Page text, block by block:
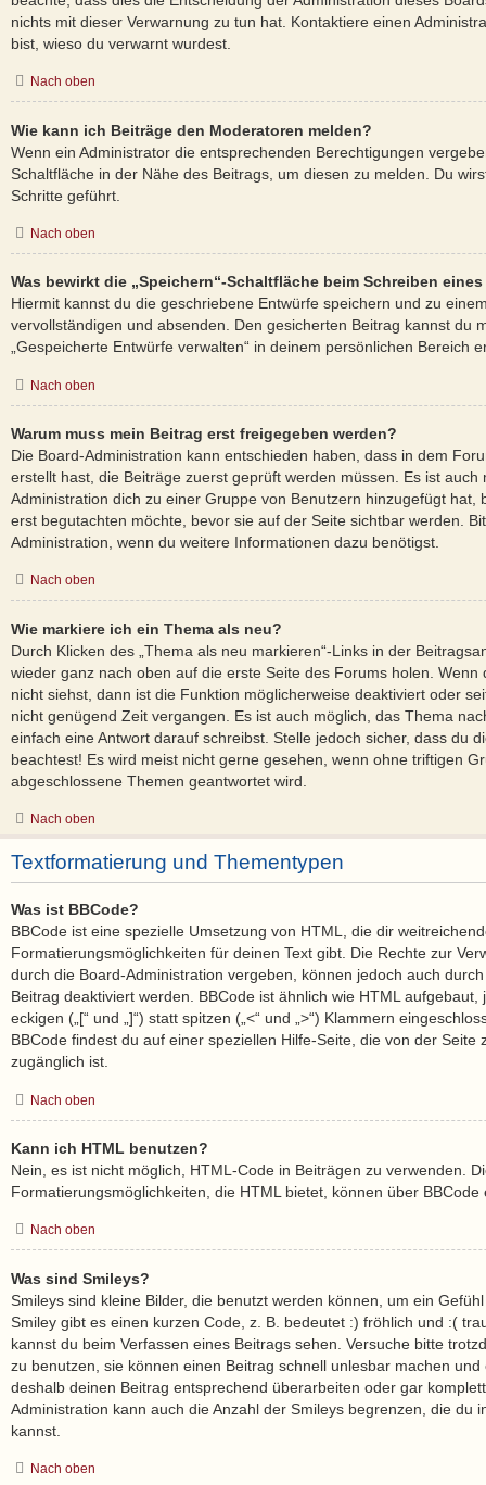
nichts mit dieser Verwarnung zu tun hat. Kontaktiere einen
bist, wieso du verwarnt wurdest.
Nach oben
Wie kann ich Beiträge den Moderatoren melden?
Wenn ein Administrator die entsprechenden Berechtigungen
Schaltfläche in der Nähe des Beitrags, um diesen zu melden. Du
Schritte geführt.
Nach oben
Was bewirkt die „Speichern“-Schaltfläche beim Schreiben
Hiermit kannst du die geschriebene Entwürfe speichern und zu
vervollständigen und absenden. Den gesicherten Beitrag kannst du
„Gespeicherte Entwürfe verwalten“ in deinem persönlichen Bereich
Nach oben
Warum muss mein Beitrag erst freigegeben werden?
Die Board-Administration kann entschieden haben, dass in dem
erstellt hast, die Beiträge zuerst geprüft werden müssen. Es ist auch
Administration dich zu einer Gruppe von Benutzern hinzugefügt hat,
erst begutachten möchte, bevor sie auf der Seite sichtbar werden.
Administration, wenn du weitere Informationen dazu benötigst.
Nach oben
Wie markiere ich ein Thema als neu?
Durch Klicken des „Thema als neu markieren“-Links in der
wieder ganz nach oben auf die erste Seite des Forums holen.
nicht siehst, dann ist die Funktion möglicherweise deaktiviert oder
nicht genügend Zeit vergangen. Es ist auch möglich, das Thema
einfach eine Antwort darauf schreibst. Stelle jedoch sicher, dass du
beachtest! Es wird meist nicht gerne gesehen, wenn ohne triftigen
abgeschlossene Themen geantwortet wird.
Nach oben
Textformatierung und Thementypen
Was ist BBCode?
BBCode ist eine spezielle Umsetzung von HTML, die dir
Formatierungsmöglichkeiten für deinen Text gibt. Die Rechte zur
durch die Board-Administration vergeben, können jedoch auch
Beitrag deaktiviert werden. BBCode ist ähnlich wie HTML aufgebaut,
eckigen („[“ und „]“) statt spitzen („<“ und „>“) Klammern
BBCode findest du auf einer speziellen Hilfe-Seite, die von der Seite
zugänglich ist.
Nach oben
Kann ich HTML benutzen?
Nein, es ist nicht möglich, HTML-Code in Beiträgen zu verwenden.
Formatierungsmöglichkeiten, die HTML bietet, können über BBCode
Nach oben
Was sind Smileys?
Smileys sind kleine Bilder, die benutzt werden können, um ein
Smiley gibt es einen kurzen Code, z. B. bedeutet :) fröhlich und :(
kannst du beim Verfassen eines Beitrags sehen. Versuche bitte
zu benutzen, sie können einen Beitrag schnell unlesbar machen
deshalb deinen Beitrag entsprechend überarbeiten oder gar
Administration kann auch die Anzahl der Smileys begrenzen, die du
kannst.
Nach oben